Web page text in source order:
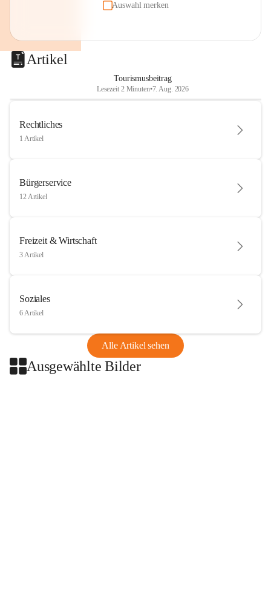
Auswahl merken
Artikel
Tourismusbeitrag
Lesezeit 2 Minuten•7. Aug. 2026
Rechtliches
1 Artikel
Bürgerservice
12 Artikel
Freizeit & Wirtschaft
3 Artikel
Soziales
6 Artikel
Alle Artikel sehen
Ausgewählte Bilder